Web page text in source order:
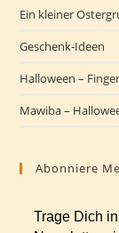
Ein kleiner
Geschenk-Ideen
Halloween –
Mawiba –
Abonniere
Trage Dich